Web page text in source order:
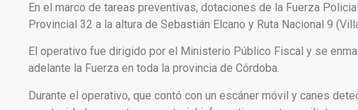
En el marco de tareas preventivas, dotaciones de la Fuerza
Provincial 32 a la altura de Sebastián Elcano y Ruta Nacional 9
El operativo fue dirigido por el Ministerio Público Fiscal y se
adelante la Fuerza en toda la provincia de Córdoba.
Durante el operativo, que contó con un escáner móvil y canes